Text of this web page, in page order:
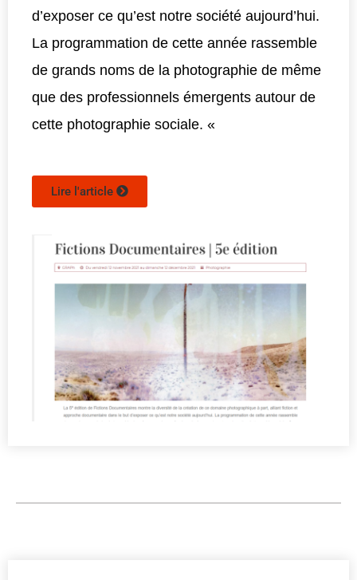
d’exposer ce qu’est notre société aujourd’hui.
La programmation de cette année rassemble
de grands noms de la photographie de même
que des professionnels émergents autour de
cette photographie sociale. «
Lire l'article